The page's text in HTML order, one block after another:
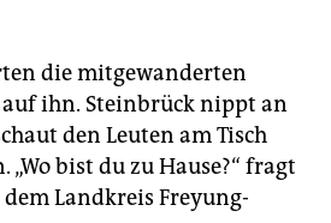
die mitgewanderten
auf ihn. Steinbrück nippt an
den Leuten am Tisch
„Wo bist du zu Hause?“ fragt
Landkreis Freyung-